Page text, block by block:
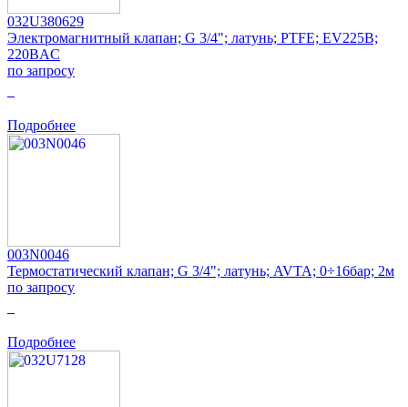
032U380629
Электромагнитный клапан; G 3/4"; латунь; PTFE; EV225B;
220ВAC
по запросу
Подробнее
003N0046
Термостатический клапан; G 3/4"; латунь; AVTA; 0÷16бар; 2м
по запросу
Подробнее